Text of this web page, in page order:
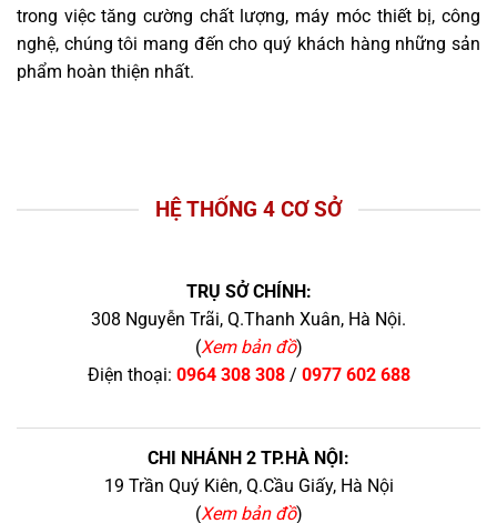
trong việc tăng cường chất lượng, máy móc thiết bị, công
nghệ, chúng tôi mang đến cho quý khách hàng những sản
phẩm hoàn thiện nhất.
HỆ THỐNG 4 CƠ SỞ
TRỤ SỞ CHÍNH:
308 Nguyễn Trãi, Q.Thanh Xuân, Hà Nội.
(Xem bản đồ)
Điện thoại: 0964 308 308/ 0977 602 688
CHI NHÁNH 2 TP.HÀ NỘI:
19 Trần Quý Kiên, Q.Cầu Giấy, Hà Nội
(Xem bản đồ)